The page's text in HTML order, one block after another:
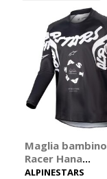
Maglia bambino
Racer Hana
bambino
ALPINESTARS